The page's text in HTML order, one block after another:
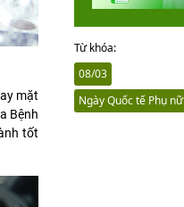
mặt
Bệnh
tốt
Từ khóa:
08/03
Ngày Quốc tế Phụ nữ